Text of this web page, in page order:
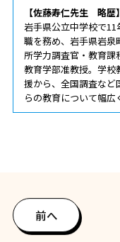
【佐藤寿仁先生 略歴】
岩手県公立中学校で
職を務め、岩手県岩
所学力調査官・教育課
教育学部准教授。学校
援から、全国調査など
らの教育について幅広
前へ